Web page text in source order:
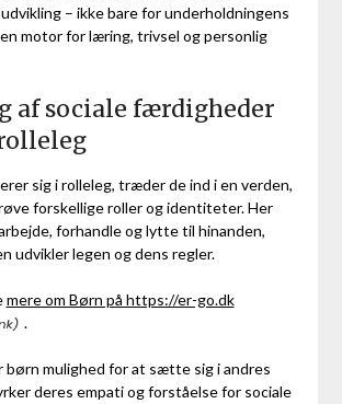
– ikke bare for underholdningens
en motor for læring, trivsel og personlig
af sociale færdigheder
sig i rolleleg, træder de ind i en verden,
forskellige roller og identiteter. Her
forhandle og lytte til hinanden,
udvikler legen og dens regler.
mere om Børn på https://er-go.dk
.
børn mulighed for at sætte sig i andres
deres empati og forståelse for sociale